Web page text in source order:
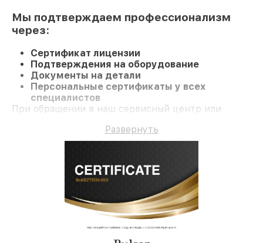
Мы подтверждаем профессионализм
через:
Сертификат лицензии
Подтверждения на оборудование
Документы на детали
Персональные сертификаты у всех
специалистов
При обращении в наш сервисный центр или
гарантируется профессиональный сервис и
гарантию на все работы и комплектующие.
Развернуть